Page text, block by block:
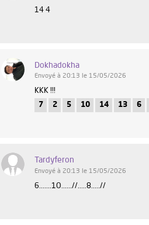
14 4
Dokhadokha
Envoyé à 20:13 le 15/05/2026
KKK !!!
7
2 5 10 14 13 6
Tardyferon
Envoyé à 20:13 le 15/05/2026
6.......1O......//.....8.....//